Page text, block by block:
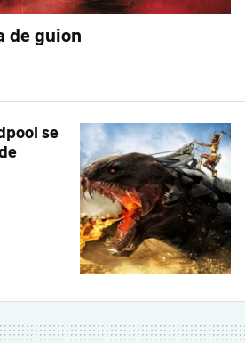
de guion
se